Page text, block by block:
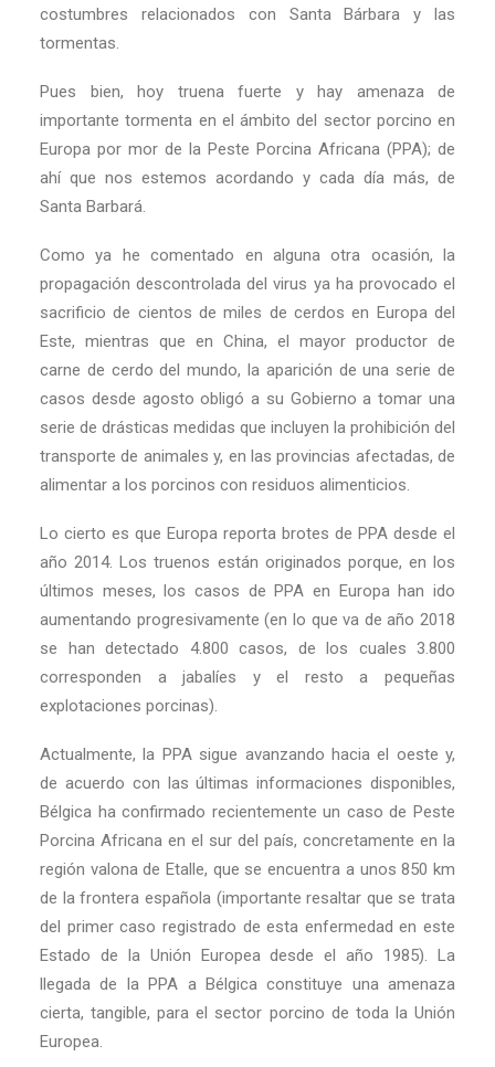
costumbres relacionados con Santa Bárbara y las
tormentas.
Pues bien, hoy truena fuerte y hay amenaza de
importante tormenta en el ámbito del sector porcino en
Europa por mor de la Peste Porcina Africana (PPA); de
ahí que nos estemos acordando y cada día más, de
Santa Barbará.
Como ya he comentado en alguna otra ocasión, la
propagación descontrolada del virus ya ha provocado el
sacrificio de cientos de miles de cerdos en Europa del
Este, mientras que en China, el mayor productor de
carne de cerdo del mundo, la aparición de una serie de
casos desde agosto obligó a su Gobierno a tomar una
serie de drásticas medidas que incluyen la prohibición del
transporte de animales y, en las provincias afectadas, de
alimentar a los porcinos con residuos alimenticios.
Lo cierto es que Europa reporta brotes de PPA desde el
año 2014. Los truenos están originados porque, en los
últimos meses, los casos de PPA en Europa han ido
aumentando progresivamente (en lo que va de año 2018
se han detectado 4.800 casos, de los cuales 3.800
corresponden a jabalíes y el resto a pequeñas
explotaciones porcinas).
Actualmente, la PPA sigue avanzando hacia el oeste y,
de acuerdo con las últimas informaciones disponibles,
Bélgica ha confirmado recientemente un caso de Peste
Porcina Africana en el sur del país, concretamente en la
región valona de Etalle, que se encuentra a unos 850 km
de la frontera española (importante resaltar que se trata
del primer caso registrado de esta enfermedad en este
Estado de la Unión Europea desde el año 1985). La
llegada de la PPA a Bélgica constituye una amenaza
cierta, tangible, para el sector porcino de toda la Unión
Europea.